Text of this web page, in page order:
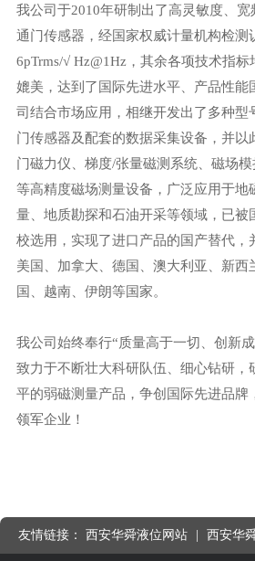
我公司于2010年研制出了高灵敏度、
通门传感器，经国家权威计量机构检测
6pTrms/√ Hz@1Hz，其余各项技术指
媲美，达到了国际先进水平、产品性能
司结合市场应用，相继开发出了多种型
门传感器及配套的数据采集设备，并以
门磁力仪、梯度/张量磁测系统、磁场
等高精度磁场测量设备，广泛应用于地
量、地质勘探和石油开采等领域，已被
校选用，实现了进口产品的国产替代，
美国、加拿大、德国、澳大利亚、新西
国、越南、伊朗等国家。
我公司始终奉行“质量高于一切、创新
致力于不断壮大科研队伍、细心钻研，
平的弱磁测量产品，争创国际先进品牌
领军企业！
友情链接： 西安华舜液位网站 西安华